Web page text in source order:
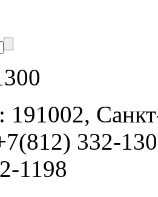
191002,
332-
1198